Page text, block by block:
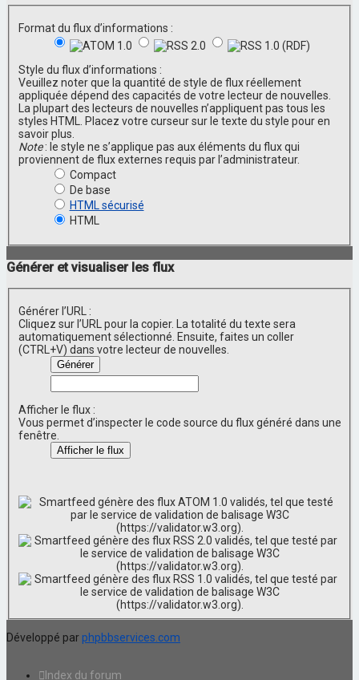
Format du flux d’informations :
Style du flux d’informations :
Veuillez noter que la quantité de style de flux réellement
appliquée dépend des capacités de votre lecteur de nouvelles.
La plupart des lecteurs de nouvelles n’appliquent pas tous les
styles HTML. Placez votre curseur sur le texte du style pour en
savoir plus.
Note: le style ne s’applique pas aux éléments du flux qui
proviennent de flux externes requis par l’administrateur.
Compact
De base
HTML sécurisé
HTML
Générer et visualiser les flux
Générer l’URL :
Cliquez sur l’URL pour la copier. La totalité du texte sera
automatiquement sélectionné. Ensuite, faites un coller
(CTRL+V) dans votre lecteur de nouvelles.
Afficher le flux :
Vous permet d’inspecter le code source du flux généré dans une
fenêtre.
Développé par phpbbservices.com
Index du forum